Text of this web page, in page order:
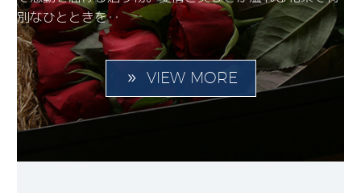
別なひとときを‥
VIEW MORE